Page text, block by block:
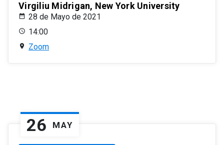
Virgiliu Midrigan, New York University
28 de Mayo de 2021
14:00
Zoom
26 MAY